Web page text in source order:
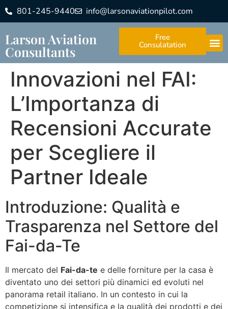
801-245-9440 info@larsonaviationpilot.com
Larson Aviation
Consultants
Free
Consulatation
Innovazioni nel FAI:
L’Importanza di
Recensioni Accurate
per Scegliere il
Partner Ideale
Introduzione: Qualità e
Trasparenza nel Settore del
Fai-da-Te
Il mercato del Fai-da-te e delle forniture per la casa è
diventato uno dei settori più dinamici ed evoluti nel
panorama retail italiano. In un contesto in cui la
competizione si intensifica e la qualità dei prodotti e dei